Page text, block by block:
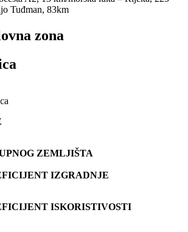
Tuđman, 83km
zona
ZEMLJIŠTA
IZGRADNJE
ISKORISTIVOSTI